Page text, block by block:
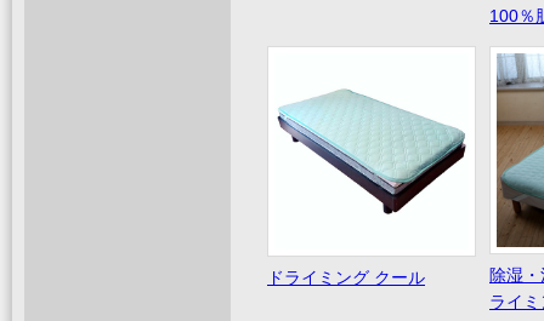
100％
ドライミング クール
除湿
ライ